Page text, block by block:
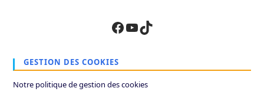
Facebook
YouTube
TikTok
GESTION DES COOKIES
Notre politique de gestion des cookies